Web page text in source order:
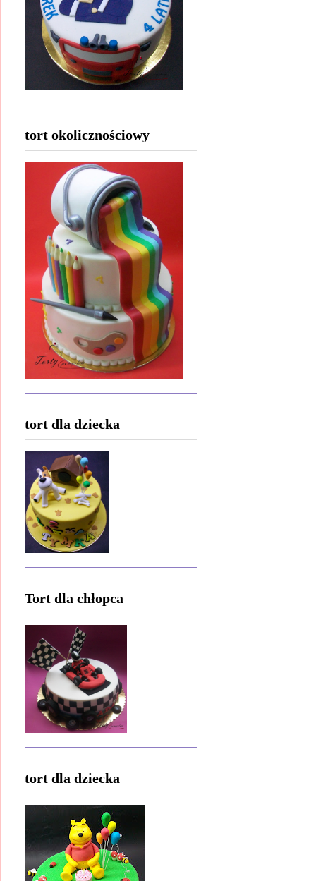
tort okolicznościowy
tort dla dziecka
Tort dla chłopca
tort dla dziecka